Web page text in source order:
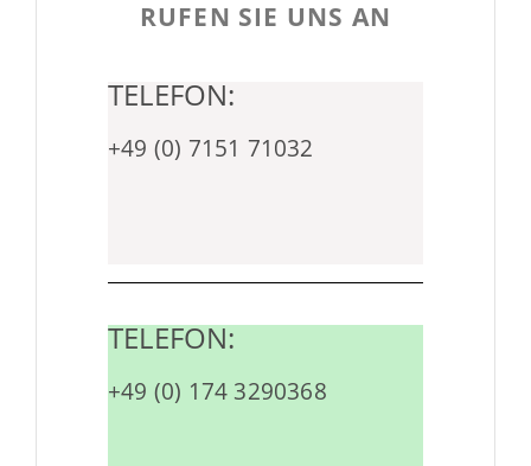
RUFEN SIE UNS AN
TELEFON:
+49 (0) 7151 71032
TELEFON:
+49 (0) 174 3290368